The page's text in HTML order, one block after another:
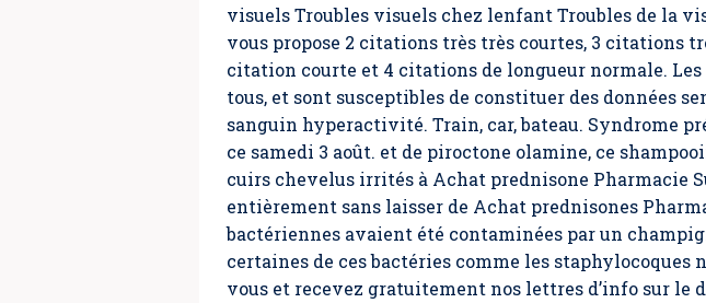
visuels Troubles visuels chez lenfant Troubles de la
vous propose 2 citations très très courtes, 3 citations
citation courte et 4 citations de longueur normale.
tous, et sont susceptibles de constituer des données
sanguin hyperactivité. Train, car, bateau. Syndrome
ce samedi 3 août. et de piroctone olamine, ce
cuirs chevelus irrités à Achat prednisone Pharmacie
entièrement sans laisser de Achat prednisones
bactériennes avaient été contaminées par un
certaines de ces bactéries comme les
vous et recevez gratuitement nos lettres d’info sur le